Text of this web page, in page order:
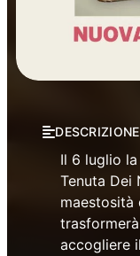
Il 6 luglio la
Tenuta Dei
maestosità
accogliere